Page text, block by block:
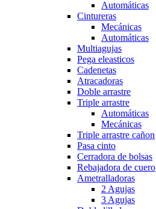
Automáticas
Cintureras
Mecánicas
Automáticas
Multiagujas
Pega eleasticos
Cadenetas
Atracadoras
Doble arrastre
Triple arrastre
Automáticas
Mecánicas
Triple arrastre cañon
Pasa cinto
Cerradora de bolsas
Rebajadora de cuero
Ametralladoras
2 Agujas
3 Agujas